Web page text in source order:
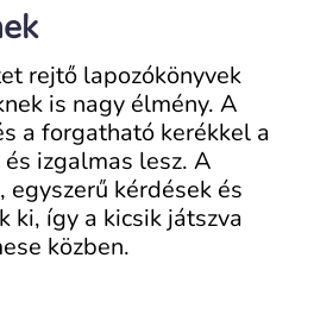
rejtő lapozókönyvek
is nagy élmény. A
a forgatható kerékkel a
izgalmas lesz. A
kérdések és
ki, így a kicsik játszva
közben.